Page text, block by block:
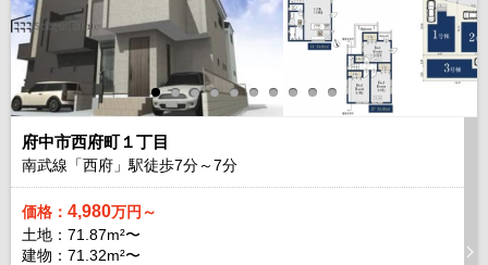
府中市西府町１丁目
南武線「西府」駅徒歩7分～7分
価格： 4,980万円～
土地：71.87m²〜
建物：71.32m²〜